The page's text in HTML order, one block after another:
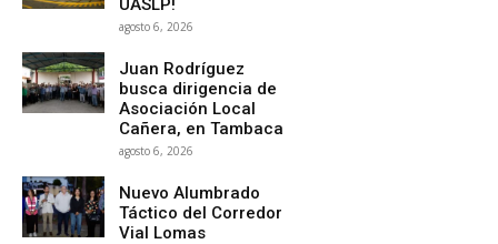
agosto 6, 2026
Juan Rodríguez
busca dirigencia de
Asociación Local
Cañera, en Tambaca
agosto 6, 2026
Nuevo Alumbrado
Táctico del Corredor
Vial Lomas